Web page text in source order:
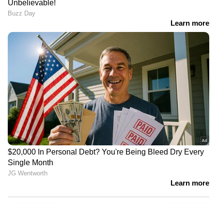
LATEST VIDEOS
പ്രണയകഥ തുറന്നു പറഞ്ഞ് വി കെ
ശ്രീകണ്ഠൻ എംപിയും മന്ത്രിയും
ഭാര്യയുമായ കെ എ തുളസിയും
സിപിഎമ്മിന്റെ സൈബർ പോരാളി;
ആരാണ് ചെന്നിത്തലയേയും
അര്‍ജുന്‍ ആയങ്കി?